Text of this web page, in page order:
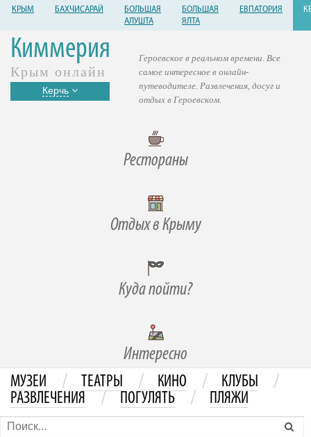
КРЫМ БАХЧИСАРАЙ
БОЛЬШАЯ
АЛУШТА
БОЛЬШАЯ
ЯЛТА
ЕВПАТОРИЯ
Киммерия
Крым онлайн
Керчь
Рестораны
Отдых в Крыму
Куда пойти?
Интересно
Героевское в реальном времени. Все
самое интересное в онлайн-
путеводителе. Развлечения, досуг и
отдых в Героевском.
МУЗЕИ / ТЕАТРЫ / КИНО / КЛУБЫ /
РАЗВЛЕЧЕНИЯ / ПОГУЛЯТЬ / ПЛЯЖИ